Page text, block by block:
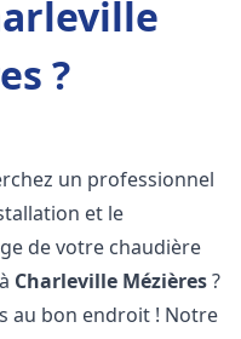
?
un professionnel
et le
de votre chaudière
Charleville Mézières?
au bon endroit ! Notre